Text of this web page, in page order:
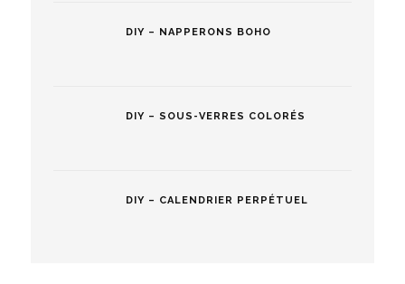
DIY – NAPPERONS BOHO
DIY – SOUS-VERRES COLORÉS
DIY – CALENDRIER PERPÉTUEL